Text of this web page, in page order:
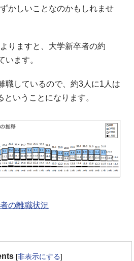
かしいことなのかもしれませ
りますと、大学新卒者の約
います。
職しているので、約3人に1人は
いうことになります。
の離職状況
[非表示にする]